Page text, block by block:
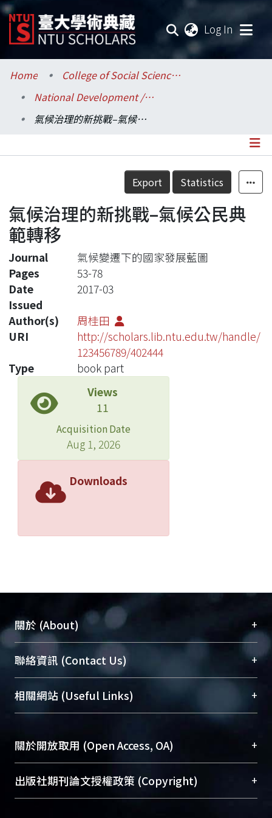
Log In
Communities & Collections
Research Outputs
Statistics
Home
College of Social Sciences / 社會科學院
National Development / 國家發展研究所
氣候治理的新挑戰–氣候公民典範轉移
Details
Export Statistics
氣候治理的新挑戰–氣候公民典
範轉移
Journal
氣候變遷下的國家發展藍圖
Pages
53-78
Date
Issued
2017-03
Author(s)
周桂田
URI
http://scholars.lib.ntu.edu.tw/handle/
123456789/402444
Type
book part
Views
11
Acquisition Date
Aug 1, 2026
Downloads
關於 (About) +
臺大位居世界頂尖大學之列，為永久珍藏及向國際
展現本校豐碩的研究成果及學術能量，圖書館整合
機構典藏（NTUR）與學術庫（AH）不同功能平
台，成為臺大學術典藏NTU scholars。期能整合研
究能量、促進交流合作、保存學術產出、推廣研究
成果。
To permanently archive and promote researcher
profiles and scholarly works, Library integrates the
services of “NTU Repository” with “Academic
聯絡資訊 (Contact Us) +
總館學科館員(Main Library)
醫學圖書館學科館員(Medical Library)
(Social
Sciences Library)
相關網站 (Useful Links) +
關於開放取用 (Open Access, OA) +
開放取用是從使用者角度提升資訊取用性的社會運
動，應用在學術研究上是透過將研究著作公開供使
出版社期刊論文授權政策 (Copyright) +